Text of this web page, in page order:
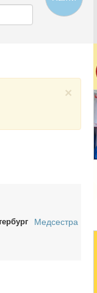
×
Медсестра